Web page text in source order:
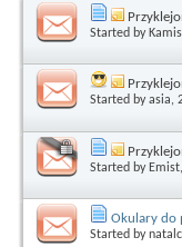
Started by Kamis
Started byasia,
Started by Emist
Okulary do
Started by